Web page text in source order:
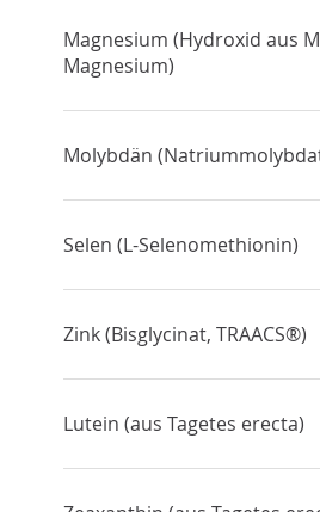
Magnesium (Hydroxid aus
Magnesium)
Molybdän
Selen (L-Selenomethionin)
Zink (Bisglycinat, TRAACS®)
Lutein (aus Tagetes erecta)